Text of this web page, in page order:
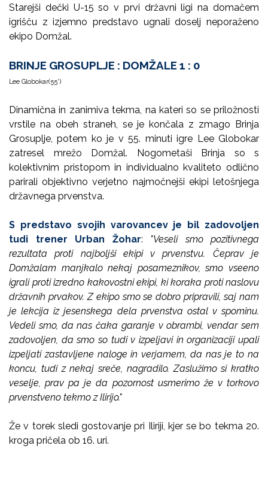
Starejši dečki U-15 so v prvi državni ligi na domačem
igrišču z izjemno predstavo ugnali doselj neporaženo
ekipo Domžal.
BRINJE GROSUPLJE : DOMŽALE 1 : 0
Lee Globokar(55')
Dinamična in zanimiva tekma, na kateri so se priložnosti
vrstile na obeh straneh, se je končala z zmago Brinja
Grosuplje, potem ko je v 55. minuti igre Lee Globokar
zatresel mrežo Domžal. Nogometaši Brinja so s
kolektivnim pristopom in individualno kvaliteto odlično
parirali objektivno verjetno najmočnejši ekipi letošnjega
državnega prvenstva.
S predstavo svojih varovancev je bil zadovoljen
tudi trener Urban Žohar: "Veseli smo pozitivnega
rezultata proti najboljši ekipi v prvenstvu. Čeprav je
Domžalam manjkalo nekaj posameznikov, smo vseeno
igrali proti izredno kakovostni ekipi, ki koraka proti naslovu
državnih prvakov. Z ekipo smo se dobro pripravili, saj nam
je lekcija iz jesenskega dela prvenstva ostal v spominu.
Vedeli smo, da nas čaka garanje v obrambi, vendar sem
zadovoljen, da smo so tudi v izpeljavi in organizaciji upali
izpeljati zastavljene naloge in verjamem, da nas je to na
koncu, tudi z nekaj sreče, nagradilo. Zaslužimo si kratko
veselje, prav pa je da pozornost usmerimo že v torkovo
prvenstveno tekmo z Ilirijo."
Že v torek sledi gostovanje pri Iliriji, kjer se bo tekma 20.
kroga pričela ob 16. uri.